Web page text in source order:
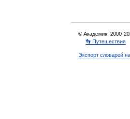
© Академик, 2000-
👣 Путешествия
Экспорт словарей